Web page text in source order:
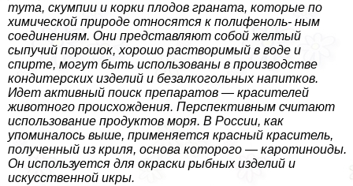
тута, скумпии и корки плодов граната, которые по
химической природе относятся к полифеноль- ным
соединениям. Они представляют собой желтый
сыпучий порошок, хорошо растворимый в воде и
спирте, могут быть использованы в производстве
кондитерских изделий и безалкогольных напитков.
Идет активный поиск препаратов — красителей
животного происхождения. Перспективным считают
использование продуктов моря. В России, как
упоминалось выше, применяется красный краситель,
полученный из криля, основа которого — каротиноиды.
Он используется для окраски рыбных изделий и
искусственной икры.